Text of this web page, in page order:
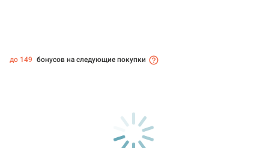
до 149 бонусов на следующие покупки